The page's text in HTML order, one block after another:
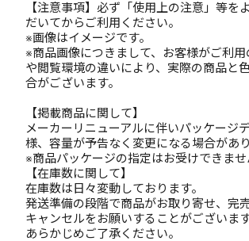
【注意事項】必ず「使用上の注意」等を
だいてからご利用ください。
※画像はイメージです。
※商品画像につきまして、お客様がご利
や閲覧環境の違いにより、実際の商品と
合がございます。
【掲載商品に関して】
メーカーリニューアルに伴いパッケージ
様、容量が予告なく変更になる場合があり
※商品パッケージの指定はお受けできませ
【在庫数に関して】
在庫数は日々変動しております。
発送準備の段階で商品がお取り寄せ、完
キャンセルをお願いすることがございます
あらかじめご了承ください。